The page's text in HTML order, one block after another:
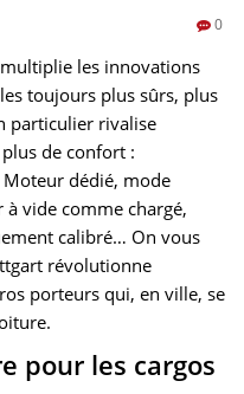
0
les innovations
toujours plus sûrs, plus
particulier rivalise
de confort :
Moteur dédié, mode
à vide comme chargé,
calibré… On vous
révolutionne
porteurs qui, en ville, se
pour les cargos